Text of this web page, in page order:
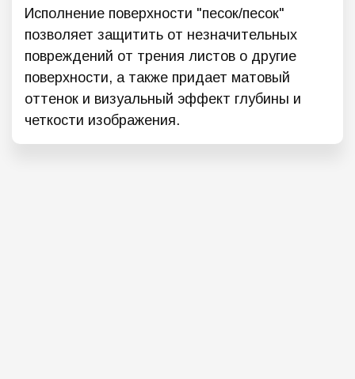
Исполнение поверхности "песок/песок"
позволяет защитить от незначительных
повреждений от трения листов о другие
поверхности, а также придает матовый
оттенок и визуальный эффект глубины и
четкости изображения.